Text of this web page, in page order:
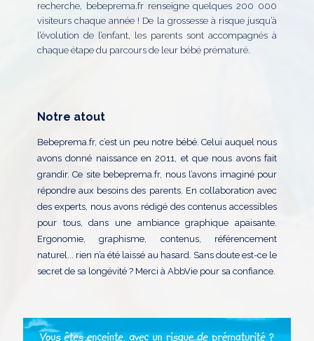
recherche, bebeprema.fr renseigne quelques 200 000
visiteurs chaque année ! De la grossesse à risque jusqu’à
l’évolution de l’enfant, les parents sont accompagnés à
chaque étape du parcours de leur bébé prématuré.
Notre atout
Bebeprema.fr, c’est un peu notre bébé. Celui auquel nous
avons donné naissance en 2011, et que nous avons fait
grandir. Ce site bebeprema.fr, nous l’avons imaginé pour
répondre aux besoins des parents. En collaboration avec
des experts, nous avons rédigé des contenus accessibles
pour tous, dans une ambiance graphique apaisante.
Ergonomie, graphisme, contenus, référencement
naturel... rien n’a été laissé au hasard. Sans doute est-ce le
secret de sa longévité ? Merci à AbbVie pour sa confiance.